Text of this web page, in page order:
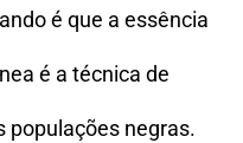
é que a essência
é a técnica de
populações negras.